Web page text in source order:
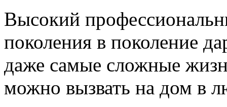
Высокий
поколения в поколение
даже самые сложные
можно вызвать на дом в